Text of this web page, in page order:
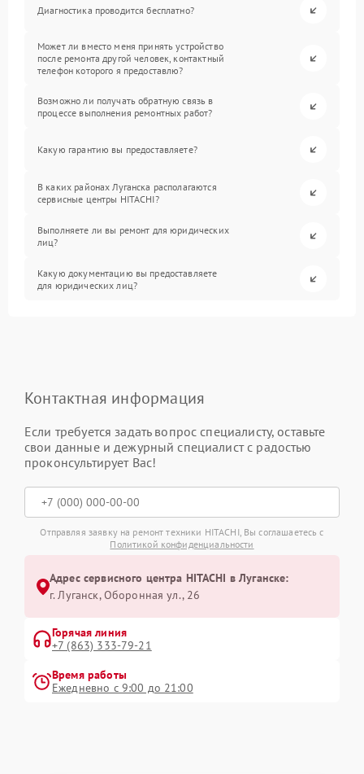
Диагностика проводится бесплатно?
Может ли вместо меня принять устройство
после ремонта другой человек, контактный
телефон которого я предоставлю?
Возможно ли получать обратную связь в
процессе выполнения ремонтных работ?
Какую гарантию вы предоставляете?
В каких районах Луганска располагаются
сервисные центры HITACHI?
Выполняете ли вы ремонт для юридических
лиц?
Какую документацию вы предоставляете
для юридических лиц?
Контактная информация
Если требуется задать вопрос специалисту, оставьте
свои данные и дежурный специалист с радостью
проконсультирует Вас!
Отправляя заявку на ремонт техники HITACHI, Вы соглашаетесь с
Политикой конфиденциальности
Адрес сервисного центра HITACHI в Луганске:
г. Луганск, Оборонная ул., 26
Горячая линия
+7 (863) 333-79-21
Время работы
Ежедневно с 9:00 до 21:00